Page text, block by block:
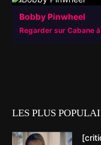
Bobby Pinwheel
Regarder sur Cabane
LES PLUS